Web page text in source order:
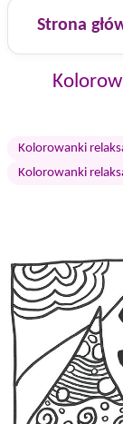
Strona
Kolorowanki
Kolorowanki